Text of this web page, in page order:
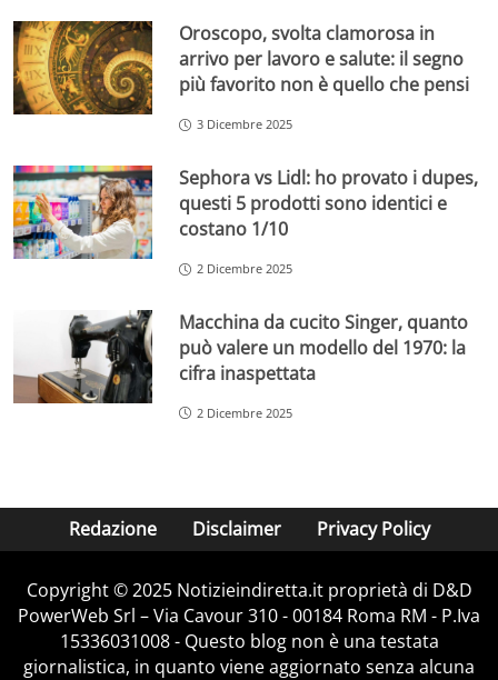
Oroscopo, svolta clamorosa in
arrivo per lavoro e salute: il segno
più favorito non è quello che pensi
3 Dicembre 2025
Sephora vs Lidl: ho provato i dupes,
questi 5 prodotti sono identici e
costano 1/10
2 Dicembre 2025
Macchina da cucito Singer, quanto
può valere un modello del 1970: la
cifra inaspettata
2 Dicembre 2025
Redazione Disclaimer Privacy Policy
Copyright © 2025 Notizieindiretta.it proprietà di D&D
PowerWeb Srl – Via Cavour 310 - 00184 Roma RM - P.Iva
15336031008 - Questo blog non è una testata
giornalistica, in quanto viene aggiornato senza alcuna